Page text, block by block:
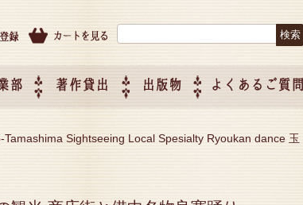
部
て
著作貸出 出版物 よくあるご質問
Tamashima Sightseeing Local Spesialty Ryoukan dance 玉